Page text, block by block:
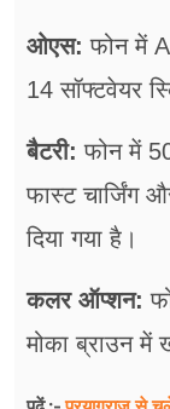
ओएस: फोन में
14 सॉफ्टवेयर
बैटरी: फोन में
फास्ट चार्जिंग
दिया गया है।
कलर ऑप्शन:
मोका ब्राउन में